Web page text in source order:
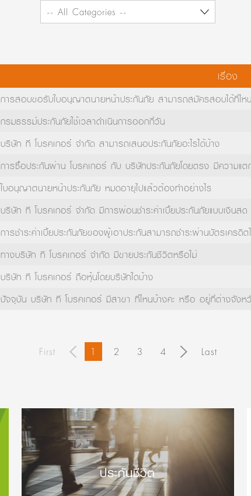
-- All Categories --
เรื่อง
การสอบขอรับใบอนุญาตนายหน้าประกันภัย สามารถสมัครสอบได้ที่ไหน
กรมธรรม์ประกันภัยใช้เวลาดำเนินการออกกี่วัน
บริษัท ที โบรคเกอร์ จำกัด สามารถเสนอประกันภัยอะไรได้บ้าง
การซื้อประกันผ่าน โบรคเกอร์ กับ บริษัทประกันภัยโดยตรง มีความแต
ใบอนุญาตนายหน้าประกันภัย หมดอายุไปแล้วต้องทำอย่างไร
บริษัท ที โบรคเกอร์ จำกัด มีการผ่อนชำระค่าเบี้ยประกันภัยแบบเงินสด
การชำระค่าเบี้ยประกันภัยของผู้เอาประกันสามารถชำระผ่านบัตรเครดิต
ทางบริษัท ที โบรคเกอร์ จำกัด มีขายประกันชีวิตหรือไม่
บริษัท ที โบรคเกอร์ ถือหุ้นโดยบริษัทใดบ้าง
ปัจจุบัน บริษัท ที โบรคเกอร์ มีสาขา ที่ไหนบ้างคะ หรือ อยู่ที่ต่างจังห
First 1 2 3 4 Last
ประกันชีวิต